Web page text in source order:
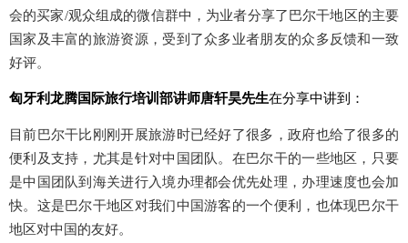
会的买家/观众组成的微信群中，为业者分享了巴尔干地区的主要
国家及丰富的旅游资源，受到了众多业者朋友的众多反馈和一致
好评。
匈牙利龙腾国际旅行培训部讲师唐轩昊先生在分享中讲到：
目前巴尔干比刚刚开展旅游时已经好了很多，政府也给了很多的
便利及支持，尤其是针对中国团队。在巴尔干的一些地区，只要
是中国团队到海关进行入境办理都会优先处理，办理速度也会加
快。这是巴尔干地区对我们中国游客的一个便利，也体现巴尔干
地区对中国的友好。